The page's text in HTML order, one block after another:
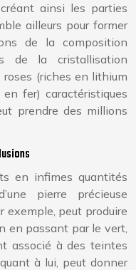
ainsi les parties
ailleurs pour former
de la composition
de la cristallisation
(riches en lithium
fer) caractéristiques
prendre des millions
en infimes quantités
pierre précieuse
exemple, peut produire
en passant par le vert,
associé à des teintes
à lui, peut donner